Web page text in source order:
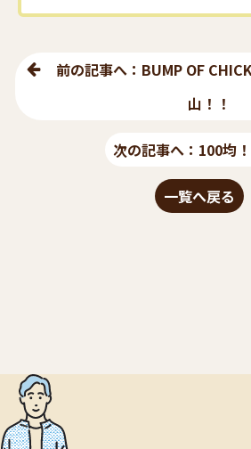
前の記事へ：BUMP OF
山！！
一覧へ戻る
次の記事へ：100均！